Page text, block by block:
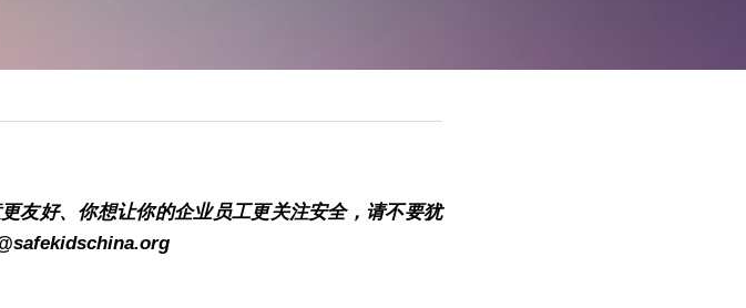
友好、你想让你的企业员工更关注安全，请不要犹